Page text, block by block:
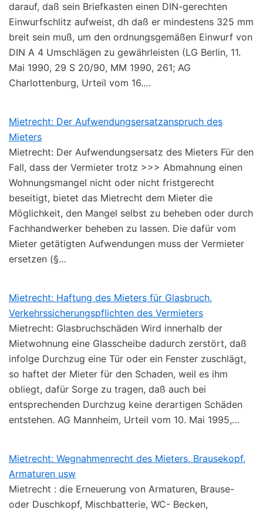
darauf, daß sein Briefkasten einen DIN-gerechten
Einwurfschlitz aufweist, dh daß er mindestens 325 mm
breit sein muß, um den ordnungsgemäßen Einwurf von
DIN A 4 Umschlägen zu gewährleisten (LG Berlin, 11.
Mai 1990, 29 S 20/90, MM 1990, 261; AG
Charlottenburg, Urteil vom 16.…
Mietrecht: Der Aufwendungsersatzanspruch des
Mieters
Mietrecht: Der Aufwendungsersatz des Mieters Für den
Fall, dass der Vermieter trotz >>> Abmahnung einen
Wohnungsmangel nicht oder nicht fristgerecht
beseitigt, bietet das Mietrecht dem Mieter die
Möglichkeit, den Mangel selbst zu beheben oder durch
Fachhandwerker beheben zu lassen. Die dafür vom
Mieter getätigten Aufwendungen muss der Vermieter
ersetzen (§…
Mietrecht: Haftung des Mieters für Glasbruch,
Verkehrssicherungspflichten des Vermieters
Mietrecht: Glasbruchschäden Wird innerhalb der
Mietwohnung eine Glasscheibe dadurch zerstört, daß
infolge Durchzug eine Tür oder ein Fenster zuschlägt,
so haftet der Mieter für den Schaden, weil es ihm
obliegt, dafür Sorge zu tragen, daß auch bei
entsprechenden Durchzug keine derartigen Schäden
entstehen. AG Mannheim, Urteil vom 10. Mai 1995,…
Mietrecht: Wegnahmenrecht des Mieters, Brausekopf,
Armaturen usw
Mietrecht : die Erneuerung von Armaturen, Brause-
oder Duschkopf, Mischbatterie, WC- Becken,